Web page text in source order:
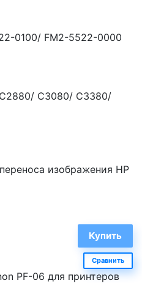
0100/ FM2-5522-0000
C3080/ C3380/
изображения HP
Сравнить
PF-06 для принтеров